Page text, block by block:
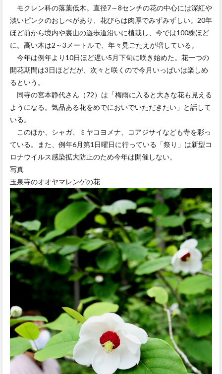
モクレン科の落葉低木。直径7～8センチの花の中心には深紅や
淡いピンクのおしべがあり、花びらは肉厚でみずみずしい。20年
ほど前から境内や裏山の遊歩道沿いに植栽し、今では100株ほど
に。高い木は2～3メートルで、年々見ごたえが増している。
今年は例年より10日ほど遅い5月下旬に咲き始めた。花一つの
開花期間は3日ほどだが、次々と咲くので今月いっぱいは楽しめ
るという。
同寺の宮本静代さん（72）は「梅雨に入ると大きな花も見える
ようになる。気品ある花をめでにおいでいただきたい」と話して
いる。
このほか、シャガ、ミヤコヨメナ、コアジサイなども寺を彩っ
ている。また、例年6月第1日曜日に行っている「祭り」は新型コ
ロナウイルス感染拡大防止のため今年は開催しない。
写真
玉泉寺のオオヤマレンゲの花